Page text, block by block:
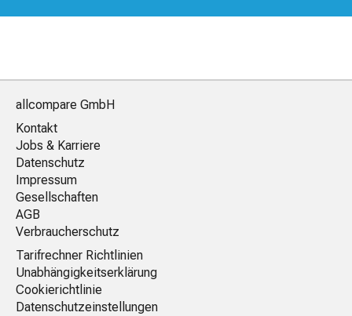
allcompare GmbH
Kontakt
Jobs & Karriere
Datenschutz
Impressum
Gesellschaften
AGB
Verbraucherschutz
Tarifrechner Richtlinien
Unabhängigkeitserklärung
Cookierichtlinie
Datenschutzeinstellungen